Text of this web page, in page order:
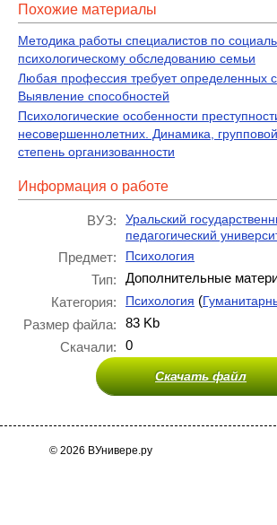
Похожие материалы
Методика работы специалистов по
психологическому обследованию семьи
Любая профессия требует определенных
Выявление способностей
Психологические особенности
несовершеннолетних. Динамика, групповой
степень организованности
Информация о работе
ВУЗ:
Уральский
педагогический
Предмет: Психология
Тип:
Дополнительные
Категория:
Психология (
Размер файла:
83 Kb
Скачали:
0
Скачать файл
© 2026 ВУнивере.ру